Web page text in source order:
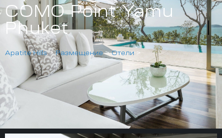
COMO Point Yamu
Phuket
Apatite Hills>Размещение>Отели >